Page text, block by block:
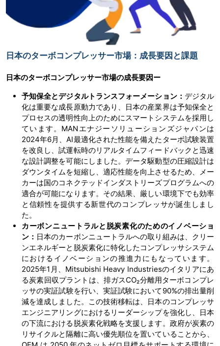
日本のターボコンプレッサー市場：成長要因と課題
日本のターボコンプレッサー市場の成長要因ー
予知保全とデジタルトランスフォーメーション： デジタル
化は重要な成長原動力であり、日本の産業界は予知保全と
プロセスの透明性向上のためにスマートシステムを採用し
ています。MANエナジーソリューションズジャパンは
2024年6月、AI最適化された性能を備えたターボ試験装置
を改良し、試運転時のリアルタイムフィードバックと迅速
な設計調整を可能にしました。データ駆動型の圧縮設計は
ダウンタイムを短縮し、適応性能を向上させるため、メー
カーは国のコネクテッドインダストリーズプログラムへの
適合が可能になります。その結果、厳しい環境下でも効率
と信頼性を提供する新世代のコンプレッサが誕生しまし
た。
カーボンニュートラルと脱炭素化のためのイノベーショ
ン： 日本のカーボンニュートラルへの取り組みは、クリー
ンエネルギーと脱炭素化に特化したコンプレッサシステム
におけるイノベーションの推進力にもなっています。
2025年1月、Mitsubishi Heavy Industriesのイタリアにあ
る炭素回収プラントは、排ガスCO₂分離用ターボコンプレ
ッサの実証試験を行い、実証試験において90%の排出量削
減を達成しました。この技術移転は、日本のコンプレッサ
エンジニアリングにおけるリーダーシップを強化し、日本
の下流における脱炭素化戦略を支援します。政府が炭素の
リサイクルと隔離に高い優先順位を置いていることから、